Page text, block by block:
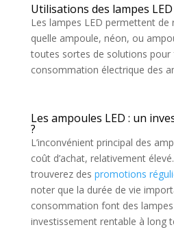
Utilisations des lampes LED
Les lampes LED permettent de
quelle ampoule, néon, ou
toutes sortes de solutions pour
consommation électrique des
Les ampoules LED : un
?
L’inconvénient principal des
coût d’achat, relativement
trouverez des promotions
noter que la durée de vie
consommation font des lampes
investissement rentable à long